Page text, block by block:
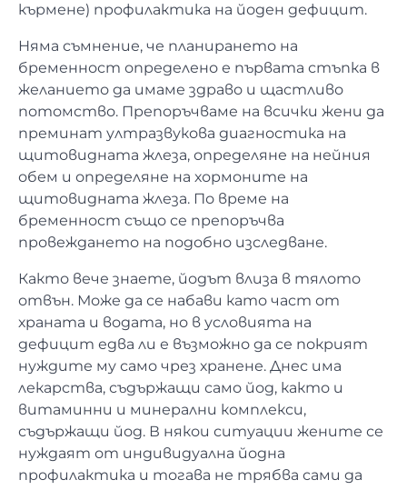
кърмене) профилактика на йоден дефицит.
Няма съмнение, че планирането на
бременност определено е първата стъпка в
желанието да имаме здраво и щастливо
потомство. Препоръчваме на всички жени да
преминат ултразвукова диагностика на
щитовидната жлеза, определяне на нейния
обем и определяне на хормоните на
щитовидната жлеза. По време на
бременност също се препоръчва
провеждането на подобно изследване.
Както вече знаете, йодът влиза в тялото
отвън. Може да се набави като част от
храната и водата, но в условията на
дефицит едва ли е възможно да се покрият
нуждите му само чрез хранене. Днес има
лекарства, съдържащи само йод, както и
витаминни и минерални комплекси,
съдържащи йод. В някои ситуации жените се
нуждаят от индивидуална йодна
профилактика и тогава не трябва сами да